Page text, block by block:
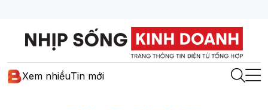
Xem nhiềuTin mới